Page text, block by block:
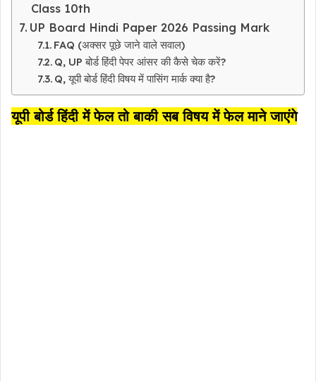
Class 10th
UP Board Hindi Paper 2026 Passing Mark
FAQ (अक्सर पूछे जाने वाले सवाल)
Q, UP बोर्ड हिंदी पेपर आंसर की कैसे चेक करें?
Q, यूपी बोर्ड हिंदी विषय में पासिंग मार्क क्या है?
यूपी बोर्ड हिंदी में फेल तो बाकी सब विषय में फेल माने जाएंगे